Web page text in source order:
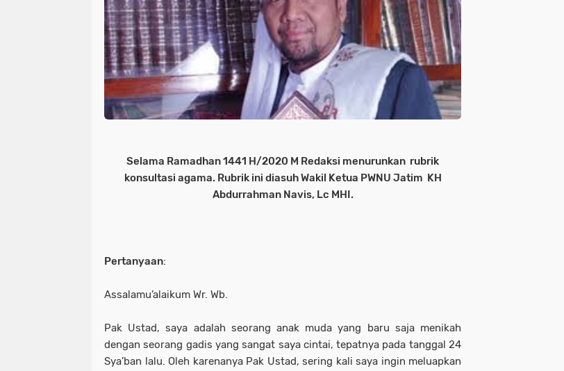
Selama Ramadhan 1441 H/2020 M Redaksi menurunkan rubrik
konsultasi agama. Rubrik ini diasuh Wakil Ketua PWNU Jatim KH
Abdurrahman Navis, Lc MHI.
Pertanyaan:
Assalamu’alaikum Wr. Wb.
Pak Ustad, saya adalah seorang anak muda yang baru saja menikah
dengan seorang gadis yang sangat saya cintai, tepatnya pada tanggal 24
Sya’ban lalu. Oleh karenanya Pak Ustad, sering kali saya ingin meluapkan